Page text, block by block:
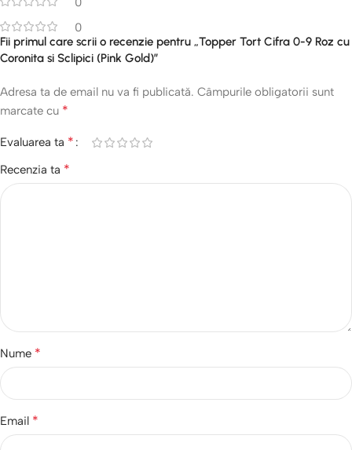
0
Fii primul care scrii o recenzie pentru „Topper Tort Cifra 0-9 Roz cu
Coronita si Sclipici (Pink Gold)”
Adresa ta de email nu va fi publicată. Câmpurile obligatorii sunt
marcate cu *
Evaluarea ta *
Recenzia ta *
Nume *
Email *